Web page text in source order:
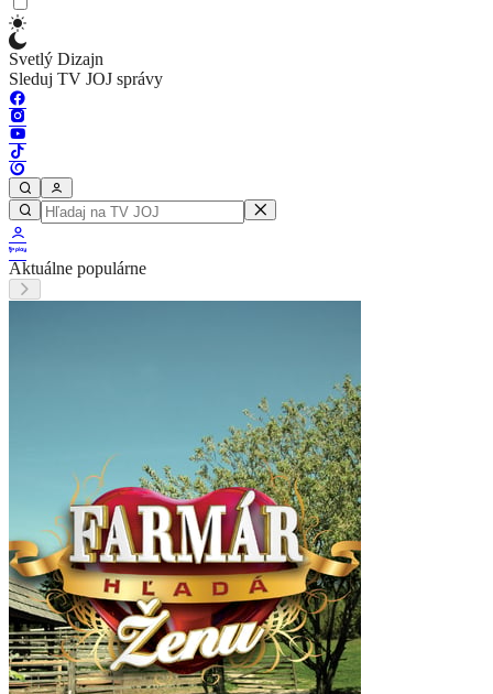
Svetlý Dizajn
Sleduj TV JOJ správy
Aktuálne populárne